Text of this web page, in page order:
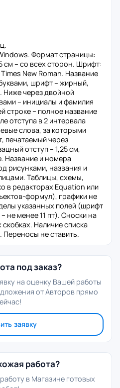
Формат страницы:
см – со всех сторон. Шрифт:
New Roman. Название
шрифт – жирный,
Ниже через двойной
– инициалы и фамилия
строке – полное название
отступа в 2 интервала
слова, за которыми
печатаемый через
отступ – 1,25 см,
Название и номера
рисунками, названия и
Таблицы, схемы,
в редакторах Equation или
формул), графики не
указанных полей (шрифт
не менее 11 пт). Сноски на
Наличие списка
Переносы не ставить.
под заказ?
на оценку Вашей работы
от Авторов прямо
заявку
работа?
в Магазине готовых